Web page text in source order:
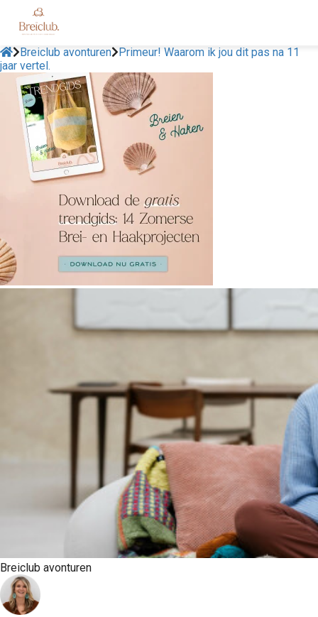
Breiclub avonturen
Primeur! Waarom ik jou dit pas na 11
jaar vertel.
Breiclub avonturen